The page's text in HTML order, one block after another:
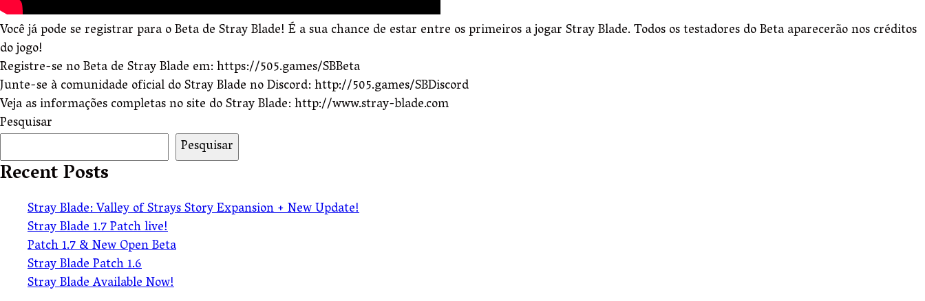
Você já pode se registrar para o Beta de Stray Blade! É a sua chance de estar entre os primeiros a jogar Stray Blade. Todos os testadores do Beta aparecerão nos créditos
do jogo!
Registre-se no Beta de Stray Blade em: https://505.games/SBBeta
Junte-se à comunidade oficial do Stray Blade no Discord: http://505.games/SBDiscord
Veja as informações completas no site do Stray Blade: http://www.stray-blade.com
Pesquisar
Pesquisar
Recent Posts
Stray Blade: Valley of Strays Story Expansion + New Update!
Stray Blade 1.7 Patch live!
Patch 1.7 & New Open Beta
Stray Blade Patch 1.6
Stray Blade Available Now!